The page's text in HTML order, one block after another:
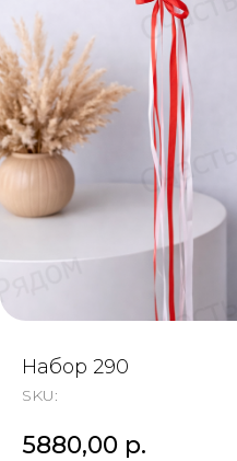
Набор 290
SKU:
5880,00 р.